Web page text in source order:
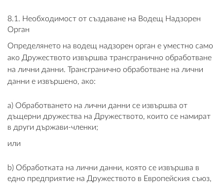
8.1. Необходимост от създаване на Водещ Надзорен
Орган
Определянето на водещ надзорен орган е уместно само
ако Дружеството извършва трансгранично обработване
на лични данни. Трансгранично обработване на лични
данни е извършено, ако:
a) Обработването на лични данни се извършва от
дъщерни дружества на Дружеството, които се намират
в други държави-членки;
или
b) Обработката на лични данни, която се извършва в
едно предприятие на Дружеството в Европейския съюз,